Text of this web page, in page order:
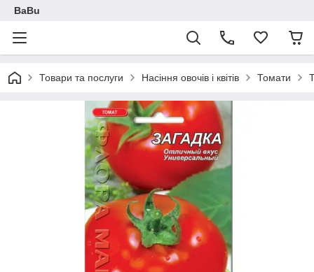
BaBu
Товари та послуги Насіння овочів і квітів Томати